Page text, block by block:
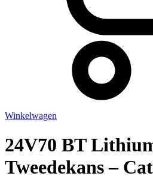
Winkelwagen
24V70 BT
Tweedekans –